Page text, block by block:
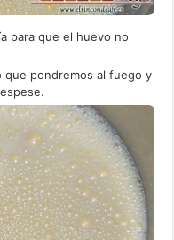
para que el huevo no
que pondremos al fuego y